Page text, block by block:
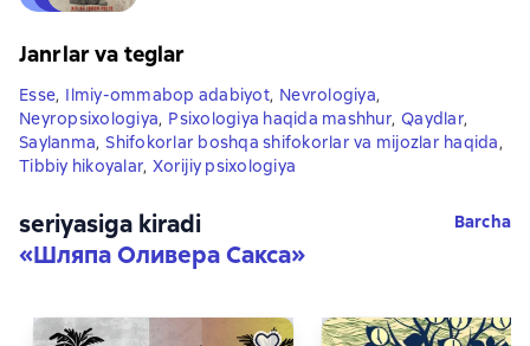
Janrlar va teglar
Esse, Ilmiy-ommabop adabiyot, Nevrologiya,
Neyropsixologiya, Psixologiya haqida mashhur, Qaydlar,
Saylanma, Shifokorlar boshqa shifokorlar va mijozlar haqida,
Tibbiy hikoyalar, Xorijiy psixologiya
seriyasiga kiradi
«Шляпа Оливера Сакса»
Barcha